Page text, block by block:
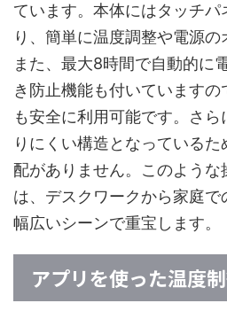
ています。本体にはタッチ
り、簡単に温度調整や電源の
また、最大8時間で自動的に
き防止機能も付いています
も安全に利用可能です。さ
りにくい構造となっている
配がありません。このよう
は、デスクワークから家庭
幅広いシーンで重宝します。
アプリを使った温度